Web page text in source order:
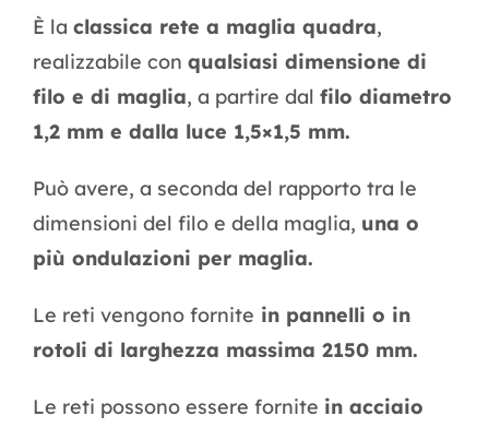
È la classica rete a maglia quadra,
realizzabile con qualsiasi dimensione di
filo e di maglia, a partire dal filo diametro
1,2 mm e dalla luce 1,5×1,5 mm.
Può avere, a seconda del rapporto tra le
dimensioni del filo e della maglia, una o
più ondulazioni per maglia.
Le reti vengono fornite in pannelli o in
rotoli di larghezza massima 2150 mm.
Le reti possono essere fornite in acciaio